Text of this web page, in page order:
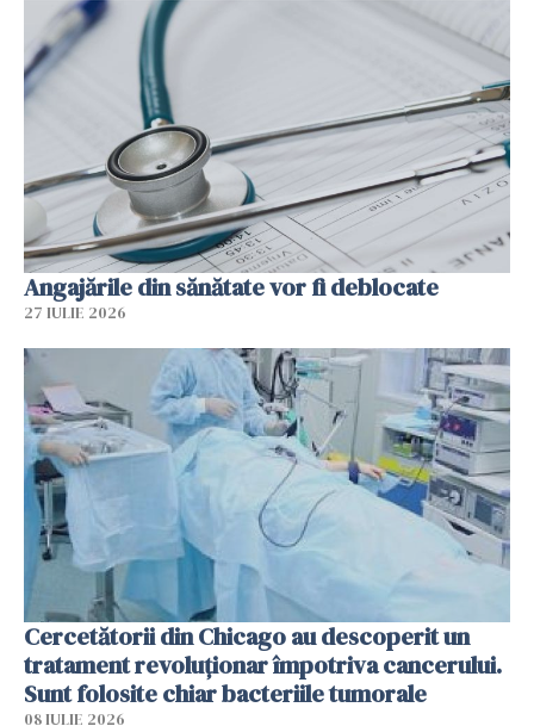
Angajările din sănătate vor fi deblocate
27 IULIE 2026
Cercetătorii din Chicago au descoperit un
tratament revoluționar împotriva cancerului.
Sunt folosite chiar bacteriile tumorale
08 IULIE 2026